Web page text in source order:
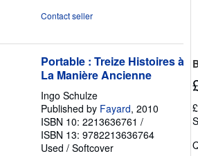
Contact seller
Portable : Treize Histoires à
La Manière Ancienne
Ingo Schulze
Published by Fayard, 2010
ISBN 10: 2213636761 /
ISBN 13: 9782213636764
Used / Softcover